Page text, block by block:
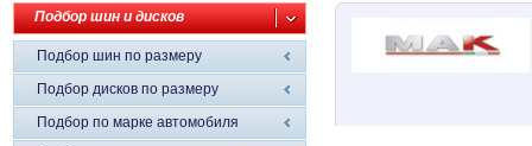
Подбор шин и дисков
Подбор шин по размеру
Подбор дисков по размеру
Подбор по марке автомобиля